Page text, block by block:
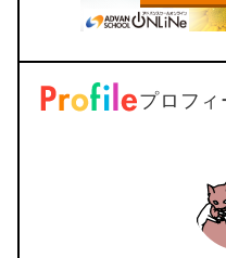
プロフィ